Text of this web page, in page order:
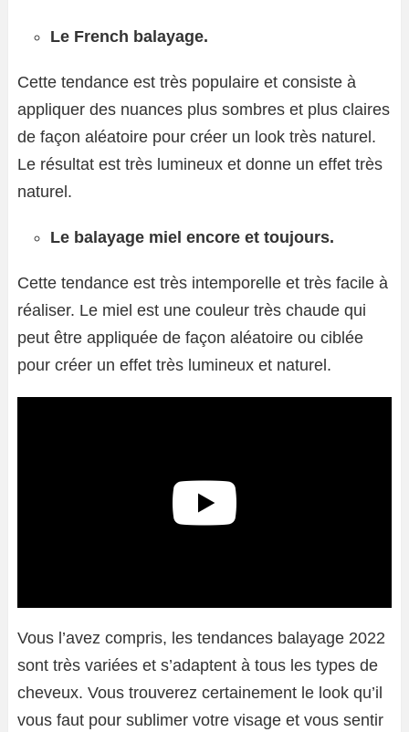
Le French balayage.
Cette tendance est très populaire et consiste à
appliquer des nuances plus sombres et plus claires
de façon aléatoire pour créer un look très naturel.
Le résultat est très lumineux et donne un effet très
naturel.
Le balayage miel encore et toujours.
Cette tendance est très intemporelle et très facile à
réaliser. Le miel est une couleur très chaude qui
peut être appliquée de façon aléatoire ou ciblée
pour créer un effet très lumineux et naturel.
Vous l’avez compris, les tendances balayage 2022
sont très variées et s’adaptent à tous les types de
cheveux. Vous trouverez certainement le look qu’il
vous faut pour sublimer votre visage et vous sentir